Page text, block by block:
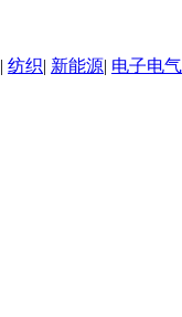
| 纺织| 新能源| 电子电气